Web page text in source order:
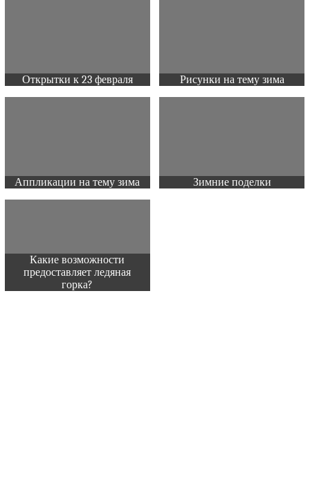
Открытки к 23 февраля Рисунки на тему зима
Аппликации на тему зима Зимние поделки
Какие возможности
предоставляет ледяная
горка?